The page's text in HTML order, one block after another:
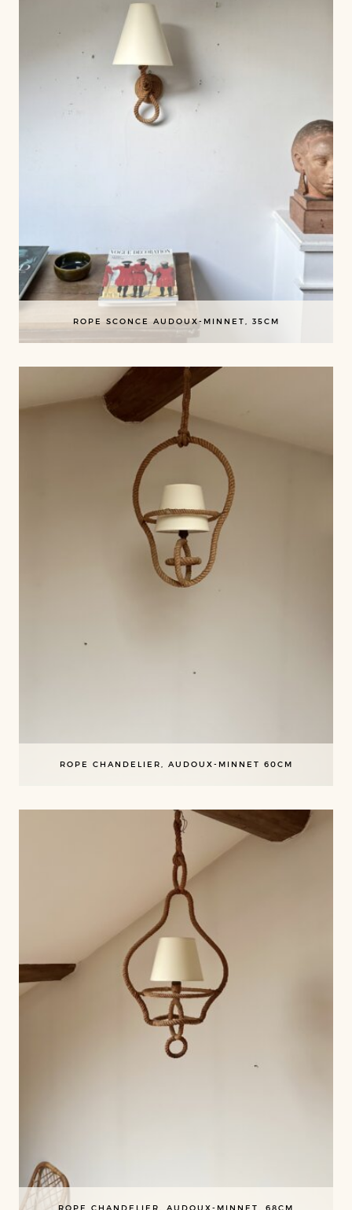
ROPE SCONCE AUDOUX-MINNET, 35CM
ROPE CHANDELIER, AUDOUX-MINNET 60CM
ROPE CHANDELIER, AUDOUX-MINNET, 68CM